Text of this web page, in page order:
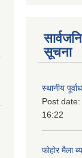
सूचना
स्थानीय
Post date:
16:22
फोहोर मैला